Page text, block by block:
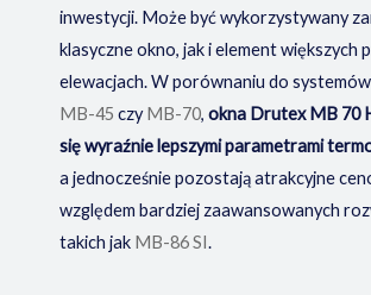
inwestycji. Może być wykorzystywany
klasyczne okno, jak i element większych
elewacjach. W porównaniu do
MB-45 czyMB-70, okna Drutex MB 70
się wyraźnie lepszymi parametrami
a jednocześnie pozostają atrakcyjne
względem bardziej zaawansowanych
takich jak MB-86 SI.